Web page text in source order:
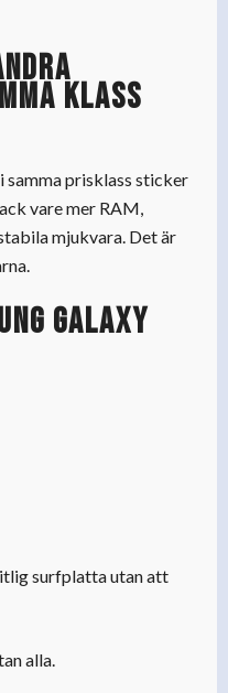
klass
prisklass sticker
vare mer RAM,
mjukvara. Det är
Galaxy
surfplatta utan att
alla.